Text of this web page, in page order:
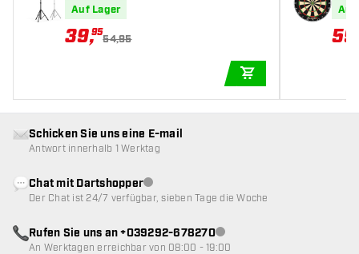
andard
Auf Lager
39,95
54,95
Auf
59
Schicken Sie uns eine E-mail
Antwort innerhalb 1 Werktag
Chat mit DartshopperKundenservice nicht verfügbar
Der Chat ist 24/7 verfügbar, sieben Tage die Woche
Rufen Sie uns an +039292-678270Kundenservice nicht
An Werktagen erreichbar von 08:00 - 19:00